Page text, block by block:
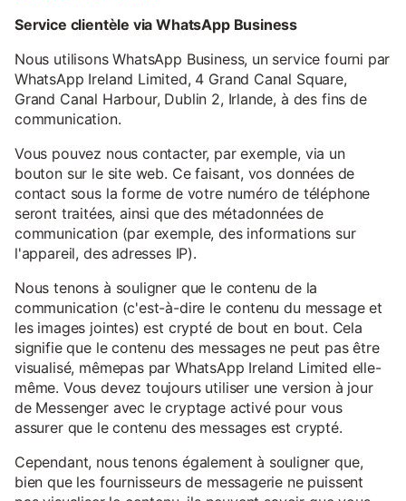
Service clientèle via WhatsApp Business
Nous utilisons WhatsApp Business, un service fourni par
WhatsApp Ireland Limited, 4 Grand Canal Square,
Grand Canal Harbour, Dublin 2, Irlande, à des fins de
communication.
Vous pouvez nous contacter, par exemple, via un
bouton sur le site web. Ce faisant, vos données de
contact sous la forme de votre numéro de téléphone
seront traitées, ainsi que des métadonnées de
communication (par exemple, des informations sur
l'appareil, des adresses IP).
Nous tenons à souligner que le contenu de la
communication (c'est-à-dire le contenu du message et
les images jointes) est crypté de bout en bout. Cela
signifie que le contenu des messages ne peut pas être
visualisé, mêmepas par WhatsApp Ireland Limited elle-
même. Vous devez toujours utiliser une version à jour
de Messenger avec le cryptage activé pour vous
assurer que le contenu des messages est crypté.
Cependant, nous tenons également à souligner que,
bien que les fournisseurs de messagerie ne puissent